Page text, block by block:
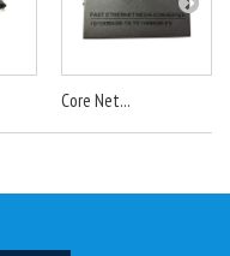
Core Net...